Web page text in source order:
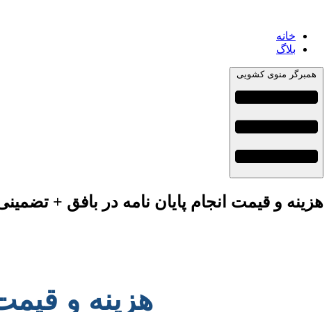
خانه
بلاگ
همبرگر منوی کشویی
هزینه و قیمت انجام پایان نامه در بافق +
هزینه و